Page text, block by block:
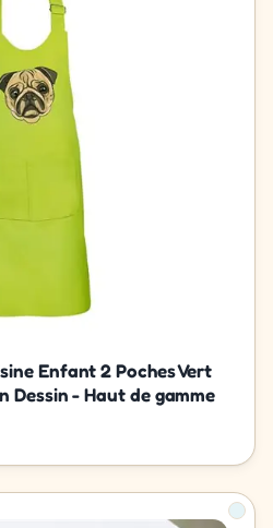
Enfant 2 Poches Vert
Dessin - Haut de gamme